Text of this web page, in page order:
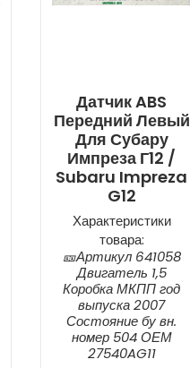
Датчик ABS
Передний Левый
Для Субару
Импреза Г12 /
Subaru Impreza
G12
Характеристики
товара:
🎫Артикул 641058
Двигатель 1,5
Коробка МКПП год
выпуска 2007
Состояние бу вн.
номер 504 ОЕМ
27540AG11